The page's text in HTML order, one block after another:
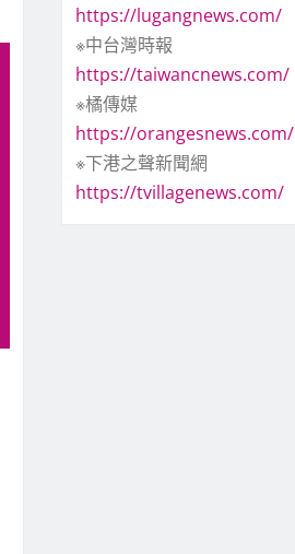
https://lugangnews.com/
※中台灣時報
https://taiwancnews.com/
※橘傳媒
https://orangesnews.com/
※下港之聲新聞網
https://tvillagenews.com/